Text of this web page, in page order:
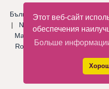
Этот веб-сайт
обеспечения
Больше
Български|Català|
| Nederlandse
Magyar
Latviski
Română|Русский|Српски
Español|